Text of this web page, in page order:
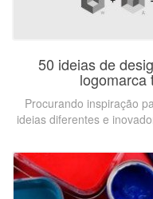
50 ideias de
logomarca
Procurando inspiração
ideias diferentes e